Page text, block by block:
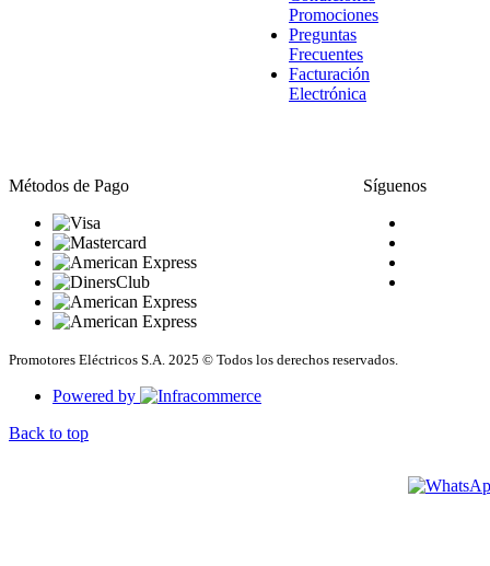
Promociones
Preguntas
Frecuentes
Facturación
Electrónica
Métodos de Pago Síguenos
Promotores Eléctricos S.A. 2025 © Todos los derechos reservados.
Powered by
Back to top